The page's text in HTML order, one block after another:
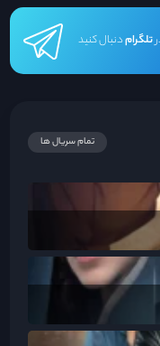
ملیحه و روهام رو روبه روی
تلگرامدنبال کنید
تمام سریال ها